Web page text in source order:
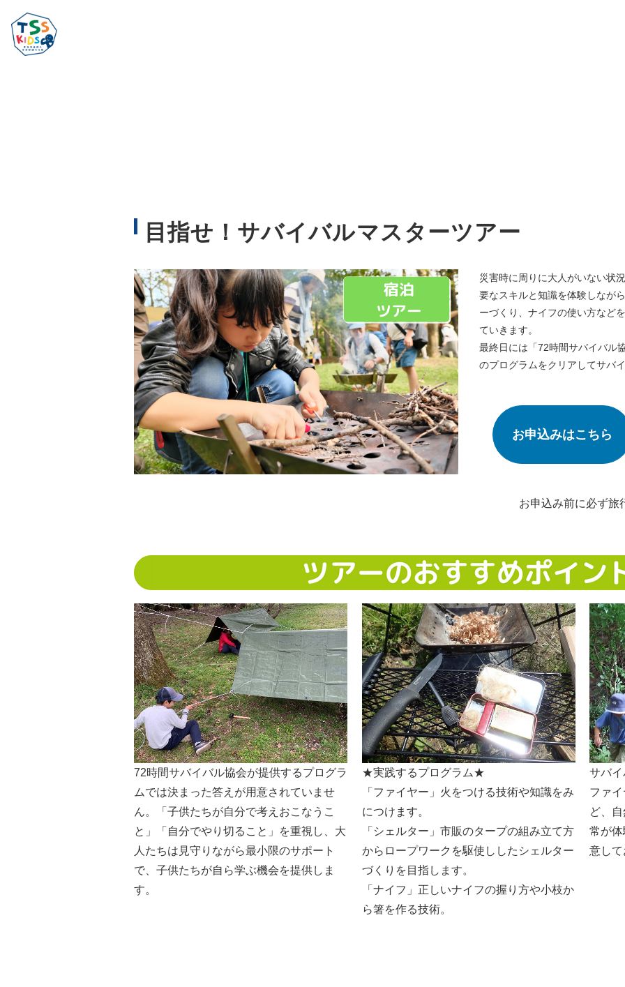
目指せ！サバイバルマスターツアー
災害時に周りに大人がいない状
要なスキルと知識を体験しなが
ーづくり、 ナイフの使い方など
ていきます。
最終日には「72時間サバイバル
のプログラムをクリアしてサバ
お申込みはこちら
お申込み前に必ず旅
72時間サバイバル協会が提供するプログラ
ムでは決まった答えが用意されていませ
ん。「子供たちが自分で考えおこなうこ
と」「自分でやり切ること」を重視し、大
人たちは見守りながら最小限のサポート
で、子供たちが自ら学ぶ機会を提供しま
す。
★実践するプログラム★
「ファイヤー」火をつける技術や知識をみ
につけます。
「シェルター」市販のタープの組み立て方
からロープワークを駆使ししたシェルター
づくりを目指します。
「ナイフ」正しいナイフの握り方や小枝か
ら箸を作る技術。
サバ
ファ
ど、
常が
意し